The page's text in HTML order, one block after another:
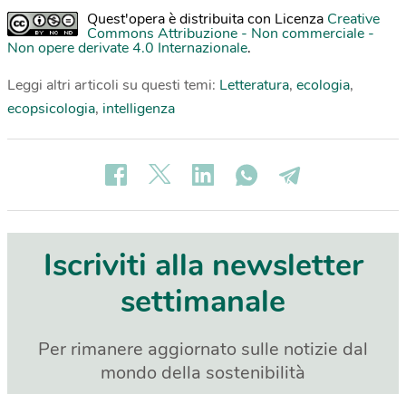
Quest'opera è distribuita con Licenza Creative
Commons Attribuzione - Non commerciale -
Non opere derivate 4.0 Internazionale.
Leggi altri articoli su questi temi: Letteratura, ecologia,
ecopsicologia, intelligenza
Iscriviti alla newsletter
settimanale
Per rimanere aggiornato sulle notizie dal
mondo della sostenibilità